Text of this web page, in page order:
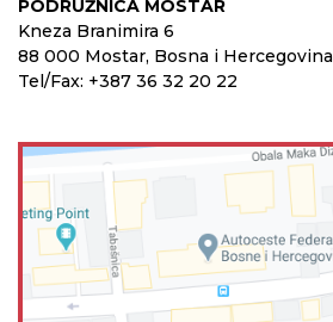
PODRUŽNICA MOSTAR
Kneza Branimira 6
88 000 Mostar, Bosna i Hercegovina
Tel/Fax: +387 36 32 20 22